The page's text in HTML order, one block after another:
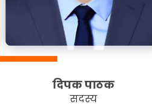
दिपक पाठक
सदस्य